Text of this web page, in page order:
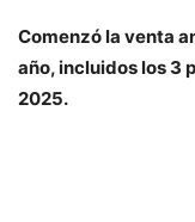
Comenzó la venta
año, incluidos los 3
2025.